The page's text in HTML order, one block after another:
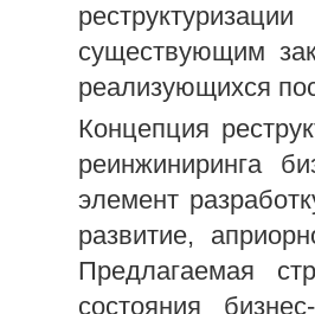
существующим
реализующихся
Концепция
реинжиниринга
элемент
развитие,
Предлагаемая
состояния